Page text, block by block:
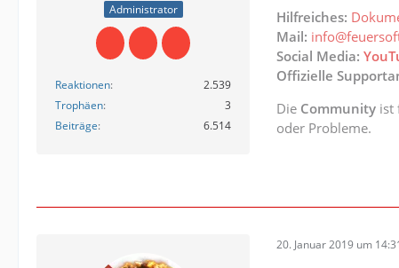
Administrator
Reaktionen
2.539
Trophäen
3
Beiträge
6.514
Hilfreiches:
Mail:
Social Media:
Offizielle
Die Community ist
oder Probleme.
20. Januar 2019 um